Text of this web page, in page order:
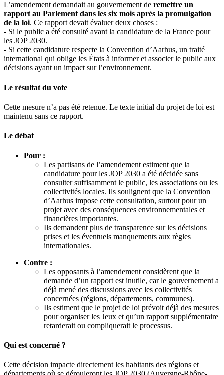
L’amendement demandait au gouvernement de remettre un
rapport au Parlement dans les six mois après la promulgation
de la loi. Ce rapport devait évaluer deux choses :
- Si le public a été consulté avant la candidature de la France pour
les JOP 2030.
- Si cette candidature respecte la Convention d’Aarhus, un traité
international qui oblige les États à informer et associer le public aux
décisions ayant un impact sur l’environnement.
Le résultat du vote
Cette mesure n’a pas été retenue. Le texte initial du projet de loi est
maintenu sans ce rapport.
Le débat
Pour :
Les partisans de l’amendement estiment que la
candidature pour les JOP 2030 a été décidée sans
consulter suffisamment le public, les associations ou les
collectivités locales. Ils soulignent que la Convention
d’Aarhus impose cette consultation, surtout pour un
projet avec des conséquences environnementales et
financières importantes.
Ils demandent plus de transparence sur les décisions
prises et les éventuels manquements aux règles
internationales.
Contre :
Les opposants à l’amendement considèrent que la
demande d’un rapport est inutile, car le gouvernement a
déjà mené des discussions avec les collectivités
concernées (régions, départements, communes).
Ils estiment que le projet de loi prévoit déjà des mesures
pour organiser les Jeux et qu’un rapport supplémentaire
retarderait ou compliquerait le processus.
Qui est concerné ?
Cette décision impacte directement les habitants des régions et
départements où se dérouleront les JOP 2030 (Auvergne-Rhône-